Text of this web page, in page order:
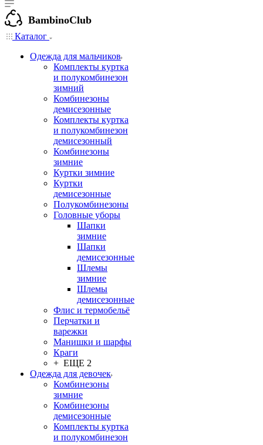
BambinoClub
Каталог
Одежда для мальчиков
Комплекты куртка
и полукомбинезон
зимний
Комбинезоны
демисезонные
Комплекты куртка
и полукомбинезон
демисезонный
Комбинезоны
зимние
Куртки зимние
Куртки
демисезонные
Полукомбинезоны
Головные уборы
Шапки
зимние
Шапки
демисезонные
Шлемы
зимние
Шлемы
демисезонные
Флис и термобельё
Перчатки и
варежки
Манишки и шарфы
Краги
+ ЕЩЕ 2
Одежда для девочек
Комбинезоны
зимние
Комбинезоны
демисезонные
Комплекты куртка
и полукомбинезон